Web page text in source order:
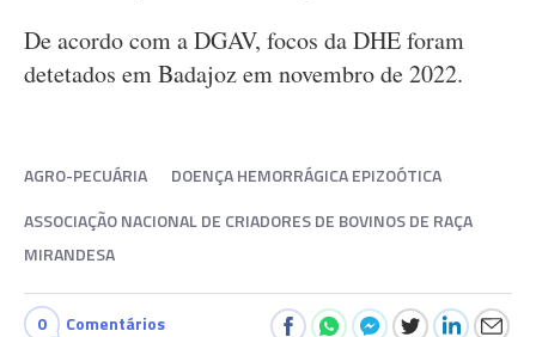
De acordo com a DGAV, focos da DHE foram
detetados em Badajoz em novembro de 2022.
AGRO-PECUÁRIA
DOENÇA HEMORRÁGICA EPIZOÓTICA
ASSOCIAÇÃO NACIONAL DE CRIADORES DE BOVINOS DE RAÇA
MIRANDESA
0 Comentários